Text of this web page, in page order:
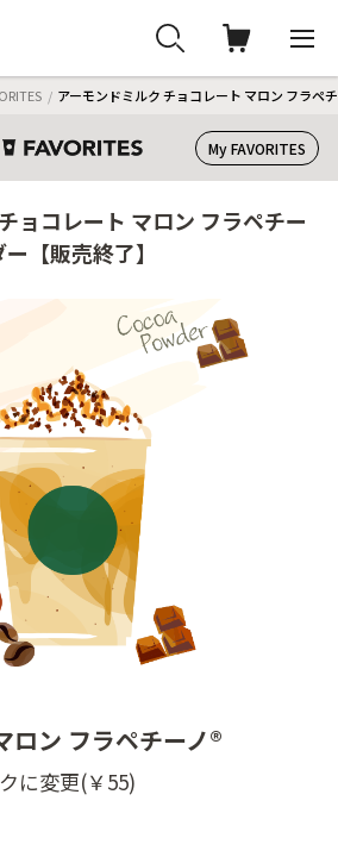
アーモンドミルク チョコレート マロン フラペ
My FAVORITES
ョコレート マロン フラペチー
【販売終了】
ロン フラペチーノ®
に変更(￥55)